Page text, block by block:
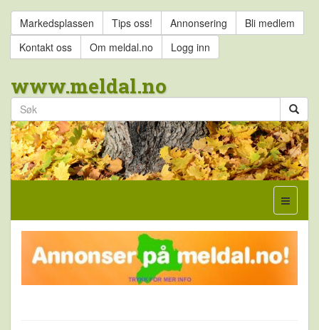
Markedsplassen Tips oss! Annonsering
Bli medlem
Kontakt oss
Om meldal.no Logg inn
www.meldal.no